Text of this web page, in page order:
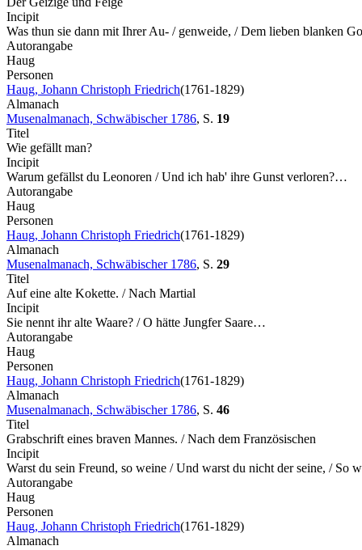
Incipit
Was thun sie dann mit Ihrer Au- / genweide, / Dem lieben blanken
Autorangabe
Haug
Personen
Haug, Johann Christoph Friedrich(1761-1829)
Almanach
Musenalmanach, Schwäbischer 1786, S. 19
Titel
Wie gefällt man?
Incipit
Warum gefällst du Leonoren / Und ich hab' ihre Gunst verloren?…
Autorangabe
Haug
Personen
Haug, Johann Christoph Friedrich(1761-1829)
Almanach
Musenalmanach, Schwäbischer 1786, S. 29
Titel
Auf eine alte Kokette. / Nach Martial
Incipit
Sie nennt ihr alte Waare? / O hätte Jungfer Saare…
Autorangabe
Haug
Personen
Haug, Johann Christoph Friedrich(1761-1829)
Almanach
Musenalmanach, Schwäbischer 1786, S. 46
Titel
Grabschrift eines braven Mannes. / Nach dem Französischen
Incipit
Warst du sein Freund, so weine / Und warst du nicht der seine, / So
Autorangabe
Haug
Personen
Haug, Johann Christoph Friedrich(1761-1829)
Almanach